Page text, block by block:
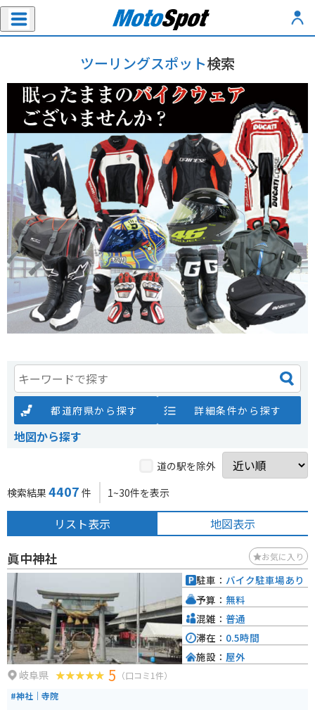
ツーリングスポット検索
都道府県から探す 詳細条件から探す
地図から探す
道の駅を除外
検索結果 4407 件 1~30件を表示
リスト表示 地図表示
眞中神社 お気に入り
岐阜県 5 （口コミ1件）
#神社｜寺院
駐車： バイク駐車場あり
予算： 無料
混雑： 普通
滞在： 0.5時間
施設： 屋外